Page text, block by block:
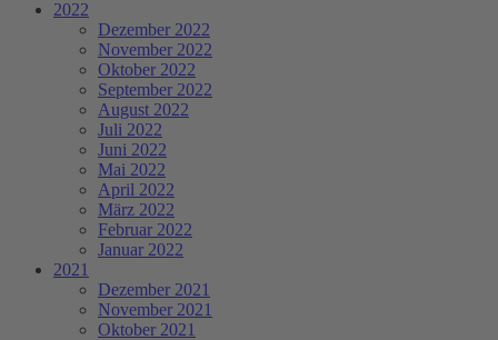
2022
Dezember 2022
November 2022
Oktober 2022
September 2022
August 2022
Juli 2022
Juni 2022
Mai 2022
April 2022
März 2022
Februar 2022
Januar 2022
2021
Dezember 2021
November 2021
Oktober 2021